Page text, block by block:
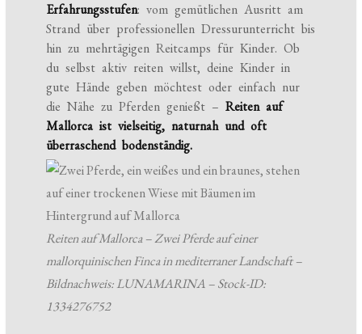
Erfahrungsstufen: vom gemütlichen Ausritt am
Strand über professionellen Dressurunterricht bis
hin zu mehrtägigen Reitcamps für Kinder. Ob
du selbst aktiv reiten willst, deine Kinder in
gute Hände geben möchtest oder einfach nur
die Nähe zu Pferden genießt –Reiten auf
Mallorca ist vielseitig, naturnah und oft
überraschend bodenständig.
Reiten auf Mallorca – Zwei Pferde auf einer
mallorquinischen Finca in mediterraner Landschaft –
Bildnachweis: LUNAMARINA – Stock-ID:
1334276752